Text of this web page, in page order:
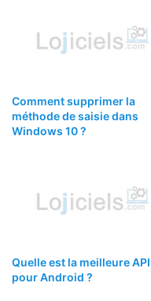
Comment supprimer la
méthode de saisie dans
Windows 10 ?
Quelle est la meilleure API
pour Android ?